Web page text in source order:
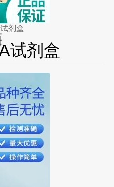
剂盒
试剂盒